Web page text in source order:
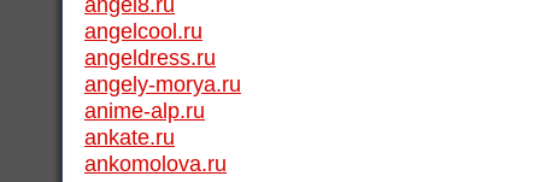
angelcool.ru
angeldress.ru
angely-morya.ru
anime-alp.ru
ankate.ru
ankomolova.ru